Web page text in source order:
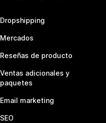
Dropshipping
Mercados
Reseñas de producto
Ventas adicionales y
paquetes
Email marketing
SEO